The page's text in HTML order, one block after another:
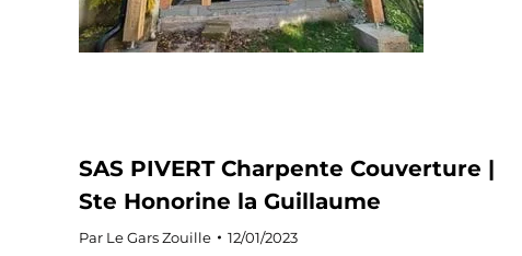
SAS PIVERT Charpente Couverture |
Ste Honorine la Guillaume
Par Le Gars Zouille 12/01/2023